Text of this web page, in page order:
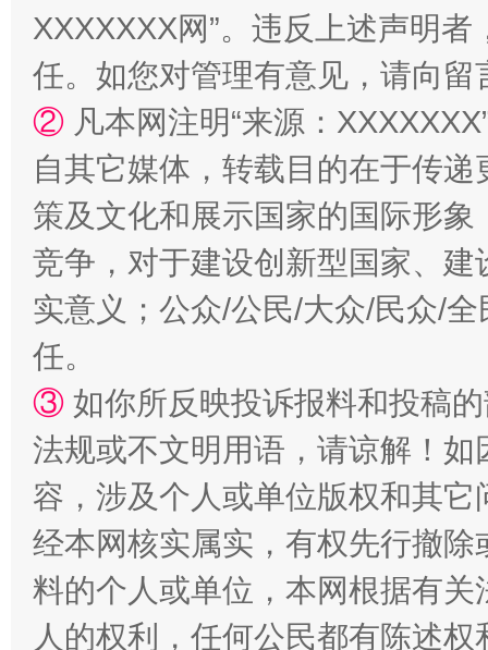
漫山遍野的桃花与雪山、麦地、白藏房 除
招工难、用工荒背后
XXXXXXX网”。违反上述声明
任。如您对管理有意见，请向
② 凡本网注明“来源：
自其它媒体，转载目的在于传
策及文化和展示国家的国际形
竞争，对于建设创新型国家、
实意义；公众/公民/大众/民众/
任。
③ 如你所反映投诉报料和投稿
法规或不文明用语，请谅解！
容，涉及个人或单位版权和其它
经本网核实属实，有权先行撤
料的个人或单位，本网根据有
人的权利，任何公民都有陈述